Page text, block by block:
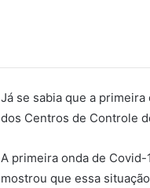
Já se sabia que a
dos Centros de Controle
A primeira onda de
mostrou que essa